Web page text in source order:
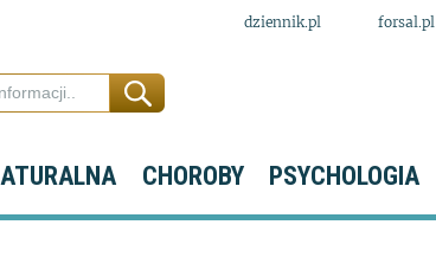
dziennik.pl forsal.pl
CHOROBY PSYCHOLOGIA